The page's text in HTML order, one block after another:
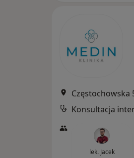
Częstochowska
Konsultacja
lek. Jacek